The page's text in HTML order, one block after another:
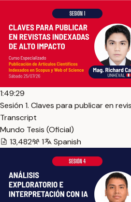
1:49:29
Sesión 1. Claves para publicar en
Transcript
Mundo Tesis (Oficial)
13,482
1 Spanish